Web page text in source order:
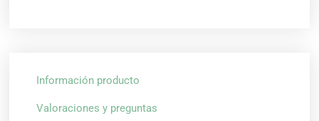
Información producto
Valoraciones y preguntas